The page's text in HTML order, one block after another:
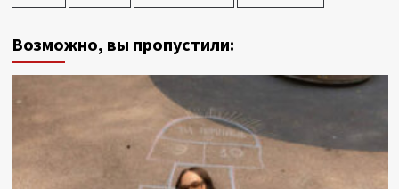
Возможно, вы пропустили: